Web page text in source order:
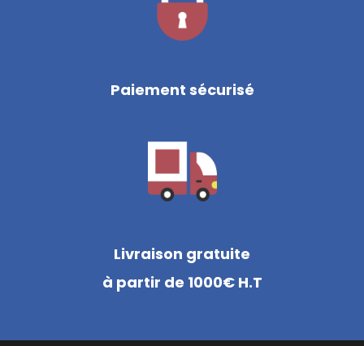
Paiement sécurisé
Livraison gratuite
à partir de 1000€ H.T